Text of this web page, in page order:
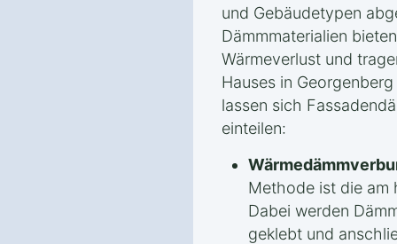
und Gebäudetypen
Dämmmaterialien
Wärmeverlust und
Hauses in
lassen sich
einteilen:
Methode ist die am
Dabei werden
geklebt und